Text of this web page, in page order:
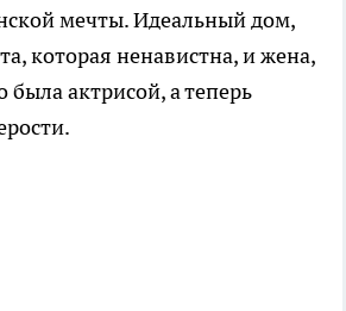
мечты. Идеальный дом,
которая ненавистна, и жена,
была актрисой, а теперь